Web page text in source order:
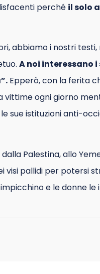
perché il solo
abbiamo i nostri
A noi interessano
Epperò, con la ferita
vittime ogni giorno
le sue istituzioni anti-
Palestina, allo
visi pallidi per potersi
impicchino e le donne